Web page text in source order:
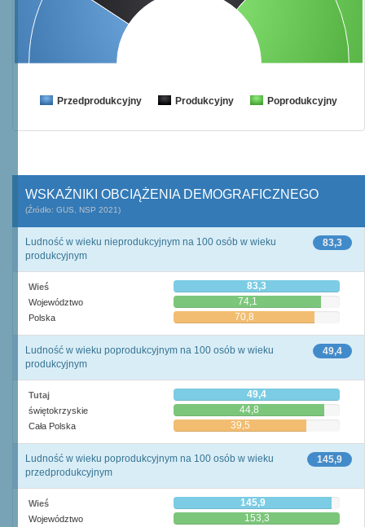
Przedprodukcyjny Produkcyjny Poprodukcyjny
WSKAŹNIKI OBCIĄŻENIA DEMOGRAFICZNEGO
(Źródło: GUS, NSP 2021)
83,3
Ludność w wieku nieprodukcyjnym na 100 osób w wieku
produkcyjnym
Wieś 83,3
Województwo 74,1
Polska 70,8
49,4
Ludność w wieku poprodukcyjnym na 100 osób w wieku
produkcyjnym
Tutaj 49,4
świętokrzyskie 44,8
Cała Polska 39,5
145,9
Ludność w wieku poprodukcyjnym na 100 osób w wieku
przedprodukcyjnym
Wieś 145,9
Województwo 153,3